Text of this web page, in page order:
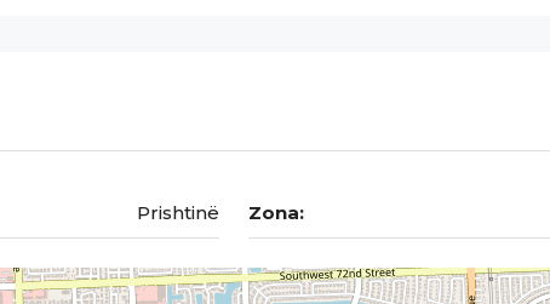
Prishtinë Zona: